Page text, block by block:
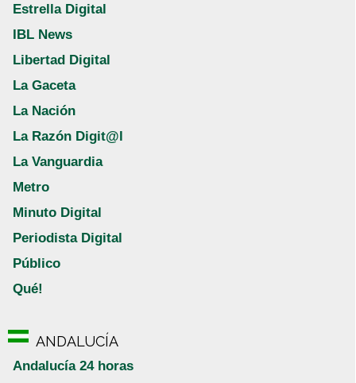
Estrella Digital
IBL News
Libertad Digital
La Gaceta
La Nación
La Razón Digit@l
La Vanguardia
Metro
Minuto Digital
Periodista Digital
Público
Qué!
ANDALUCÍA
Andalucía 24 horas